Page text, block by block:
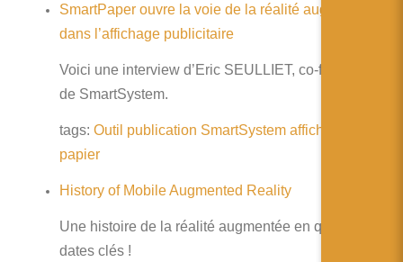
Español
SmartPaper ouvre la voie de la réalité augmenté
dans l’affichage publicitaire
Voici une interview d’Eric SEULLIET, co-fondateur
de SmartSystem.
tags: Outil publication SmartSystem affichage
papier
History of Mobile Augmented Reality
Une histoire de la réalité augmentée en quelques
dates clés !